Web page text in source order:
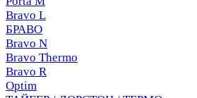
TECHNO | Техно
TOCCO | ТОККО
VILLA KANTRI | Вилла кантри
Bravo L
БРАВО
Bravo N
Bravo Thermo
Bravo R
Optim